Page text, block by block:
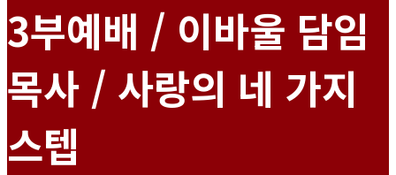
3부예배 / 이바울 담임
목사 / 사랑의 네 가지
스텝